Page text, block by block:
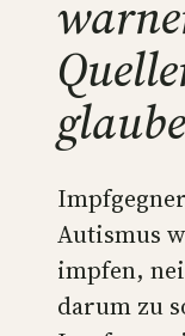
Autismus
impfen,
darum zu